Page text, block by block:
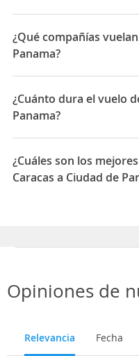
¿Qué compañías
Panama?
Las compañías que
Panama son: Copa Airlines
¿Cuánto dura el vuelo
Panama?
La duración media para
de Panama es 02:15
¿Cuáles son los
Caracas a Ciudad de
Opiniones de
Relevancia Fecha